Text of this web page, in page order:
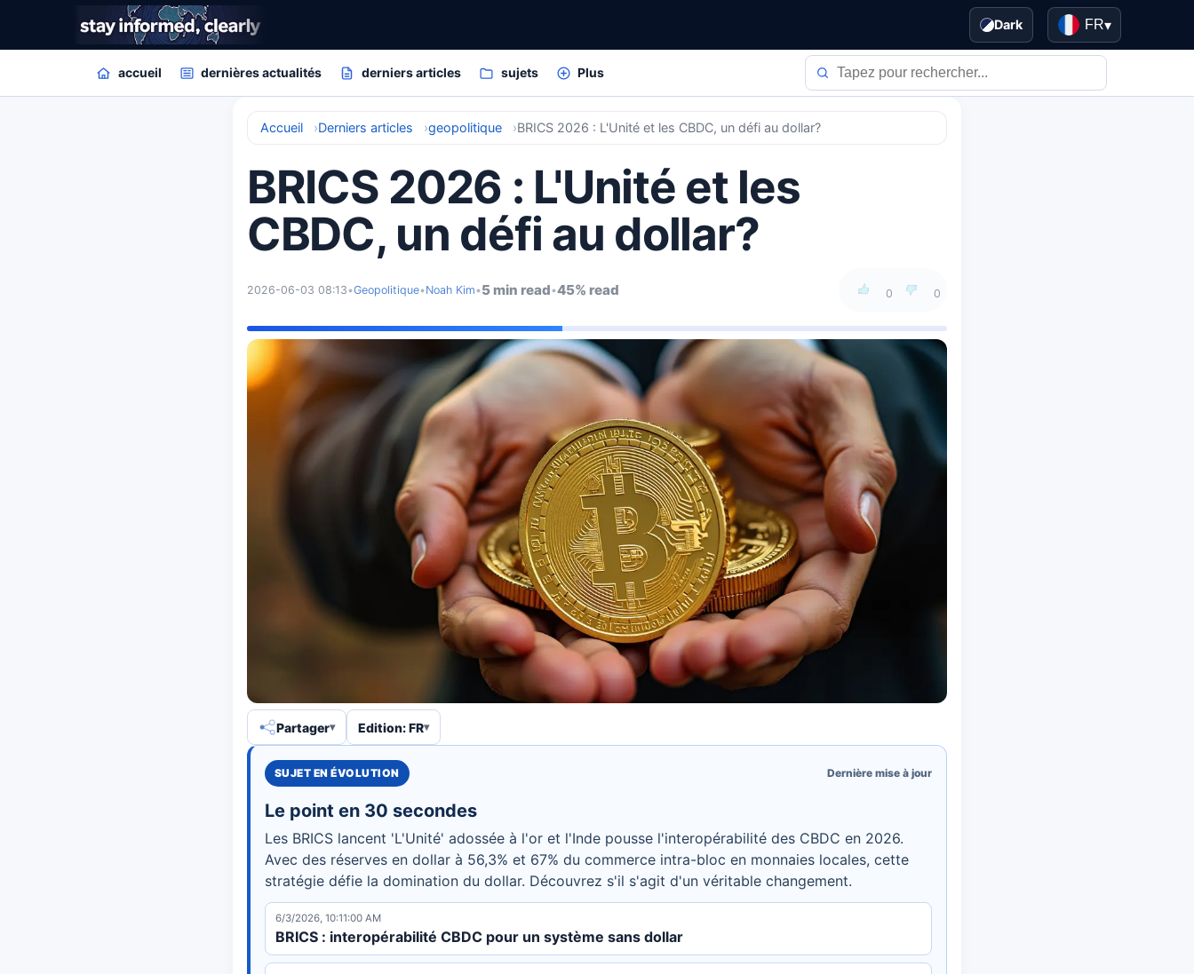
Dark FR▾
accueil dernières actualités derniers articles sujets Plus
Accueil Derniers articles geopolitique BRICS 2026 : L'Unité et les CBDC, un défi au dollar?
BRICS 2026 : L'Unité et les
CBDC, un défi au dollar?
0 0
2026-06-03 08:13•Geopolitique•Noah Kim•5 min read•45% read
Partager Edition: FR
SUJET EN ÉVOLUTION Dernière mise à jour
Le point en 30 secondes
Les BRICS lancent 'L'Unité' adossée à l'or et l'Inde pousse l'interopérabilité des CBDC en 2026.
Avec des réserves en dollar à 56,3% et 67% du commerce intra-bloc en monnaies locales, cette
stratégie défie la domination du dollar. Découvrez s'il s'agit d'un véritable changement.
6/3/2026, 10:11:00 AM
BRICS : interopérabilité CBDC pour un système sans dollar